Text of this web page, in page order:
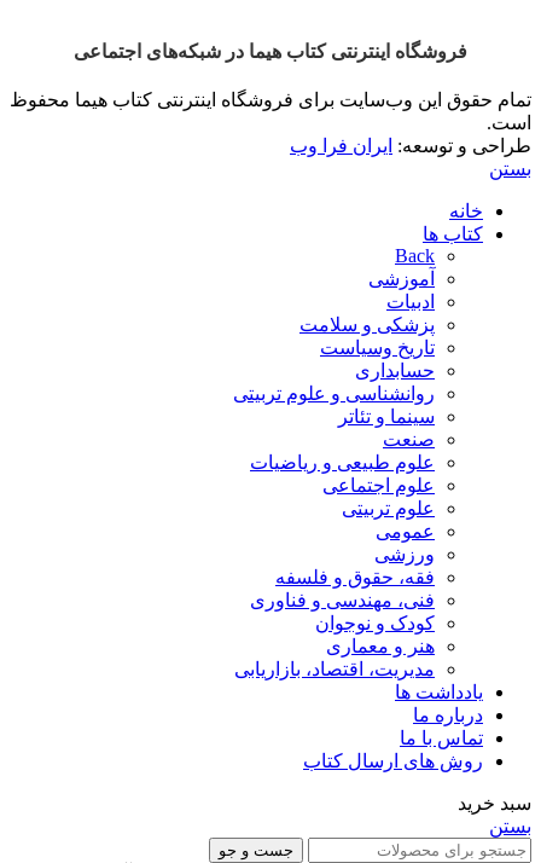
فروشگاه اینترنتی کتاب هیما در شبکه‌‌های اجتماعی
تمام حقوق این وب‌سایت برای فروشگاه اینترنتی کتاب هیما محفوظ
است.
طراحی و توسعه: ایران فرا وب
بستن
خانه
کتاب ها
Back
آموزشی
ادبیات
پزشکی و سلامت
تاریخ وسیاست
حسابداری
روانشناسی و علوم تربیتی
سینما و تئاتر
صنعت
علوم طبیعی و ریاضیات
علوم اجتماعی
علوم تربیتی
عمومی
ورزشی
فقه، حقوق و فلسفه
فنی، مهندسی و فناوری
کودک و نوجوان
هنر و معماری
مدیریت، اقتصاد، بازاریابی
یادداشت ها
درباره ما
تماس با ما
روش های ارسال کتاب
سبد خرید
بستن
جست و جو